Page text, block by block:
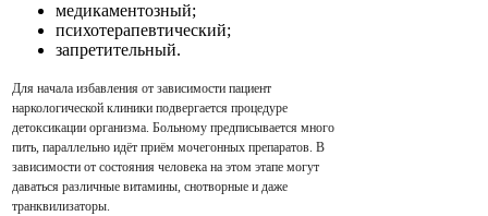
медикаментозный;
психотерапевтический;
запретительный.
Для начала избавления от зависимости пациент
наркологической клиники подвергается процедуре
детоксикации организма. Больному предписывается много
пить, параллельно идёт приём мочегонных препаратов. В
зависимости от состояния человека на этом этапе могут
даваться различные витамины, снотворные и даже
транквилизаторы.